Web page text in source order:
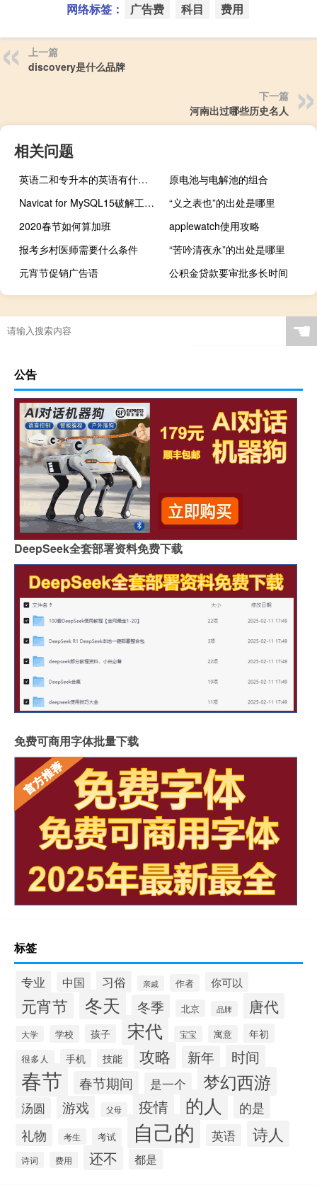
网络标签： 广告费 科目 费用
上一篇
discovery是什么品牌
下一篇
河南出过哪些历史名人
相关问题
英语二和专升本的英语有什么区别
原电池与电解池的组合
Navicat for MySQL15破解工具 V15.0.26 绿色免费版（Navicat for MySQL15破解工具 V15.0.26 绿色免费版功能简介）
“义之表也”的出处是哪里
2020春节如何算加班
applewatch使用攻略
报考乡村医师需要什么条件
“苦吟清夜永”的出处是哪里
元宵节促销广告语
公积金贷款要审批多长时间
☚
公告
DeepSeek全套部署资料免费下载
免费可商用字体批量下载
标签
专业 中国 习俗 亲戚 作者 你可以
元宵节 冬天 冬季 北京 品牌 唐代
大学 学校 孩子 宋代 宝宝 寓意 年初
很多人 手机 技能 攻略 新年 时间
春节 春节期间 是一个 梦幻西游
汤圆 游戏 父母 疫情 的人 的是
礼物 考生 考试 自己的 英语 诗人
诗词 费用 还不 都是